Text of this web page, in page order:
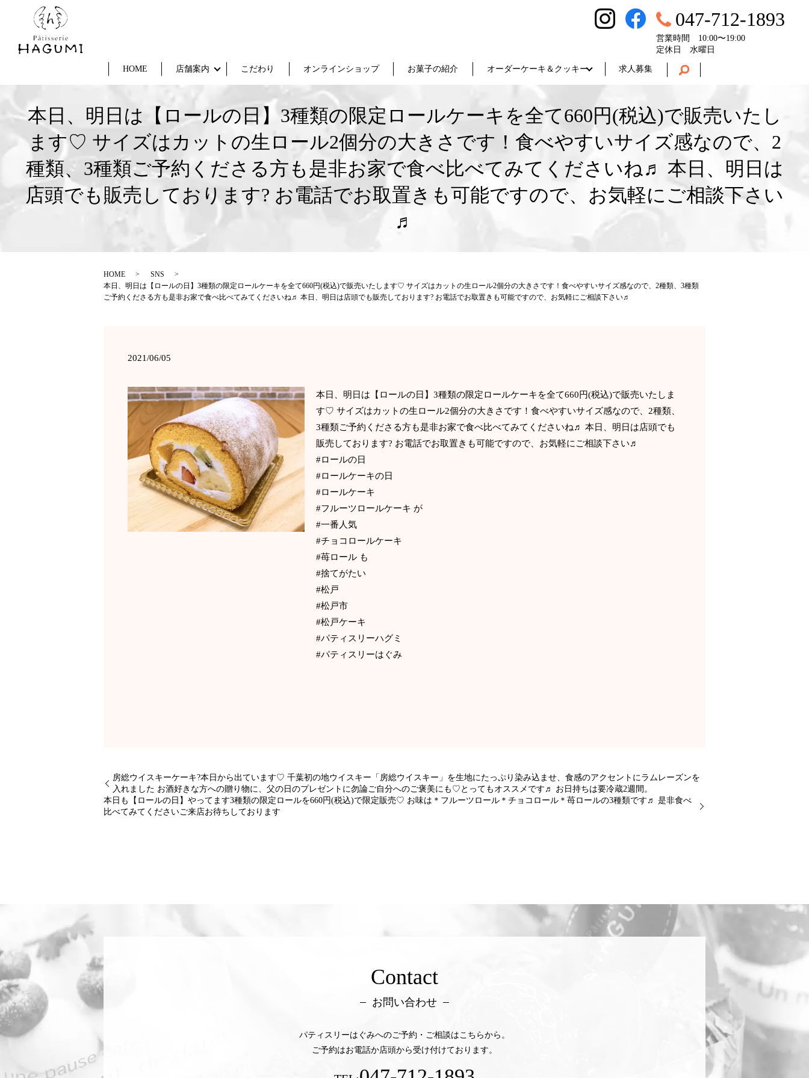
HOME 店舗案内 こだわり オンラインショップ お菓子の紹介 オーダーケーキ＆クッキー 求人募集
047-712-1893
営業時間 10:00〜19:00
定休日 水曜日
本日、明日は【ロールの日】3種類の限定ロールケーキを全て660円(税込)で販売いたし
ます♡ サイズはカットの生ロール2個分の大きさです！食べやすいサイズ感なので、2
種類、3種類ご予約くださる方も是非お家で食べ比べてみてくださいね♬ 本日、明日は
店頭でも販売しております? お電話でお取置きも可能ですので、お気軽にご相談下さい
♬
HOME
SNS
本日、明日は【ロールの日】3種類の限定ロールケーキを全て660円(税込)で販売いたします♡ サイズはカットの生ロール2個分の大きさです！食べやすいサイズ感なので、2種類、3種類
ご予約くださる方も是非お家で食べ比べてみてくださいね♬ 本日、明日は店頭でも販売しております? お電話でお取置きも可能ですので、お気軽にご相談下さい♬
2021/06/05
本日、明日は【ロールの日】3種類の限定ロールケーキを全て660円(税込)で販売いたしま
す♡ サイズはカットの生ロール2個分の大きさです！食べやすいサイズ感なので、2種類、
3種類ご予約くださる方も是非お家で食べ比べてみてくださいね♬ 本日、明日は店頭でも
販売しております? お電話でお取置きも可能ですので、お気軽にご相談下さい♬
#ロールの日
#ロールケーキの日
#ロールケーキ
#フルーツロールケーキ が
#一番人気
#チョコロールケーキ
#苺ロール も
#捨てがたい
#松戸
#松戸市
#松戸ケーキ
#パティスリーハグミ
#パティスリーはぐみ
房総ウイスキーケーキ?本日から出ています♡ 千葉初の地ウイスキー「房総ウイスキー」を生地にたっぷり染み込ませ、食感のアクセントにラムレーズンを
入れました お酒好きな方への贈り物に、父の日のプレゼントに勿論ご自分へのご褒美にも♡とってもオススメです♬ お日持ちは要冷蔵2週間。
本日も【ロールの日】やってます3種類の限定ロールを660円(税込)で限定販売♡ お味は＊フルーツロール＊チョコロール＊苺ロールの3種類です♬ 是非食べ
比べてみてくださいご来店お待ちしております
Contact
お問い合わせ
パティスリーはぐみへのご予約・ご相談はこちらから。
ご予約はお電話か店頭から受け付けております。